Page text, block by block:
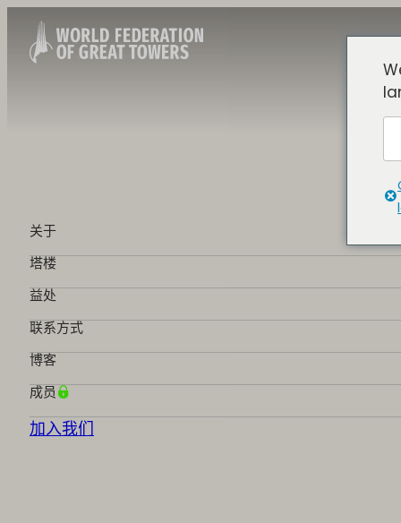
关于
塔楼
益处
联系方式
博客
成员
加入我们